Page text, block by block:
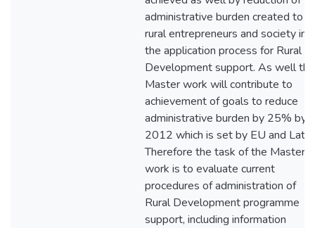
administrative burden created to
rural entrepreneurs and society in
the application process for Rural
Development support. As well
Master work will contribute to
achievement of goals to reduce
administrative burden by 25% by
2012 which is set by EU and
Therefore the task of the Master
work is to evaluate current
procedures of administration of
Rural Development programme
support, including information